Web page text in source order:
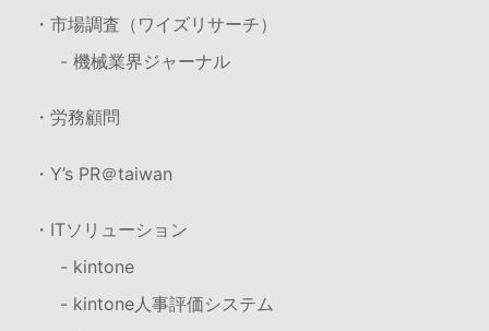
・市場調査（ワイズリサーチ）
- 機械業界ジャーナル
・労務顧問
・Y’s PR＠taiwan
・ITソリューション
- kintone
- kintone人事評価システム